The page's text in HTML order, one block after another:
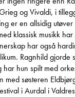
og Vivaldi, i
er en allsidig
klassisk musikk
har også
Ragnhild
har hun spilt med
med søsteren
i Aurdal i